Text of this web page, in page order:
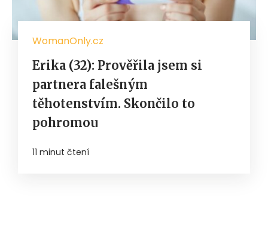
WomanOnly.cz
Erika (32): Prověřila jsem si
partnera falešným
těhotenstvím. Skončilo to
pohromou
11 minut čtení